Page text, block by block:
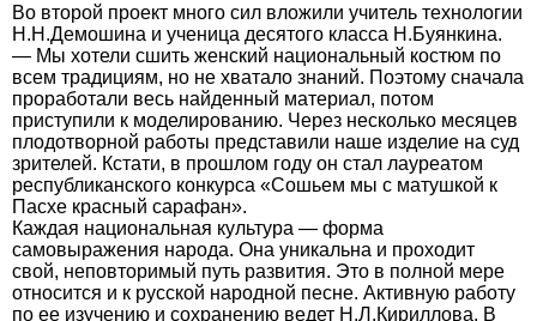
Во второй проект много сил вложили учитель технологии
Н.Н.Демошина и ученица десятого класса Н.Буянкина.
— Мы хотели сшить женский национальный костюм по
всем традициям, но не хватало знаний. Поэтому сначала
проработали весь найденный материал, потом
приступили к моделированию. Через несколько месяцев
плодотворной работы представили наше изделие на суд
зрителей. Кстати, в прошлом году он стал лауреатом
республиканского конкурса «Сошьем мы с матушкой к
Пасхе красный сарафан».
Каждая национальная культура — форма
самовыражения народа. Она уникальна и проходит
свой, неповторимый путь развития. Это в полной мере
относится и к русской народной песне. Активную работу
по ее изучению и сохранению ведет Н.Л.Кириллова. В